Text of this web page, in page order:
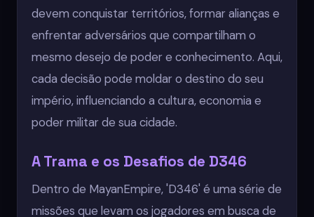
devem conquistar territórios, formar alianças e
enfrentar adversários que compartilham o
mesmo desejo de poder e conhecimento. Aqui,
cada decisão pode moldar o destino do seu
império, influenciando a cultura, economia e
poder militar de sua cidade.
A Trama e os Desafios de D346
Dentro de MayanEmpire, 'D346' é uma série de
missões que levam os jogadores em busca de